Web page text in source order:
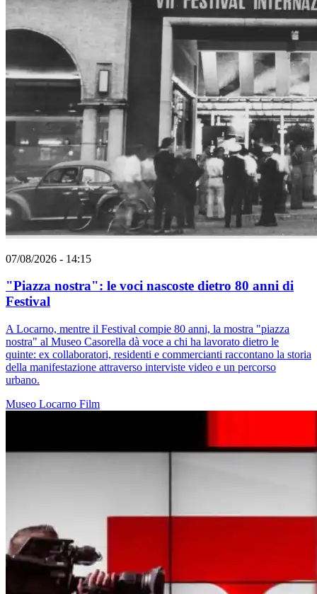
07/08/2026 - 14:15
"Piazza nostra": le voci nascoste dietro 80 anni di
Festival
A Locarno, mentre il Festival compie 80 anni, la mostra "piazza
nostra" al Museo Casorella dà voce a chi ha lavorato dietro le
quinte: ex collaboratori, residenti e commercianti raccontano la storia
della manifestazione attraverso interviste video e un percorso
urbano.
Museo Locarno Film